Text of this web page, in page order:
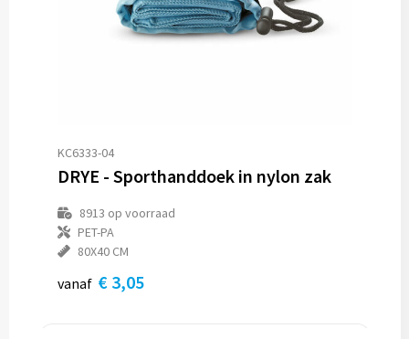
KC6333-04
DRYE - Sporthanddoek in nylon zak
8913 op voorraad
PET-PA
80X40 CM
vanaf € 3,05